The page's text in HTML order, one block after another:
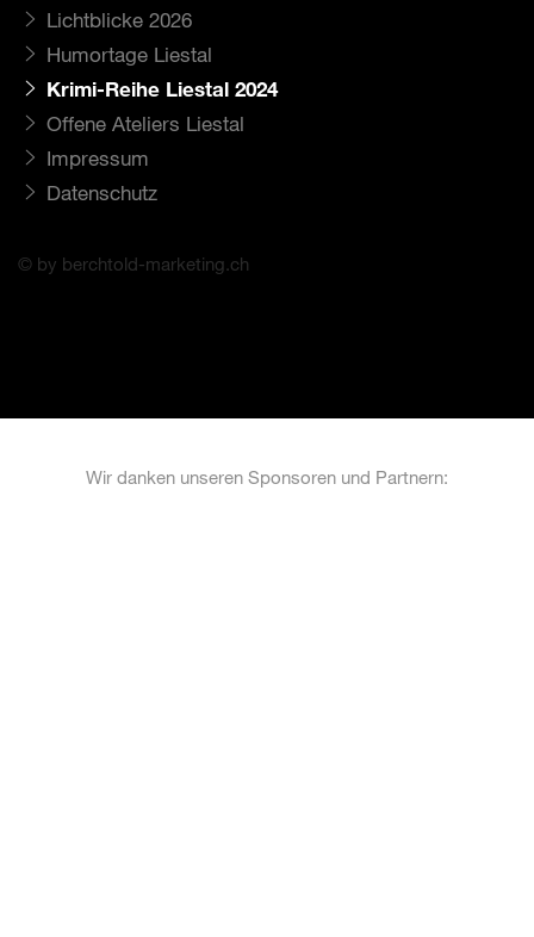
Lichtblicke 2026
Humortage Liestal
Krimi-Reihe Liestal 2024
Offene Ateliers Liestal
Impressum
Datenschutz
© by berchtold-marketing.ch
Wir danken unseren Sponsoren und Partnern: